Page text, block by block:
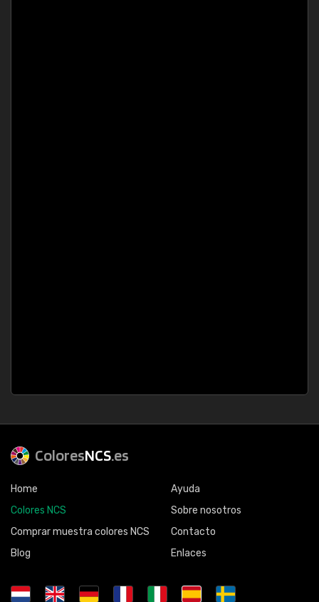
ColoresNCS.es
Home
Colores NCS
Comprar muestra colores NCS
Blog
Ayuda
Sobre nosotros
Contacto
Enlaces